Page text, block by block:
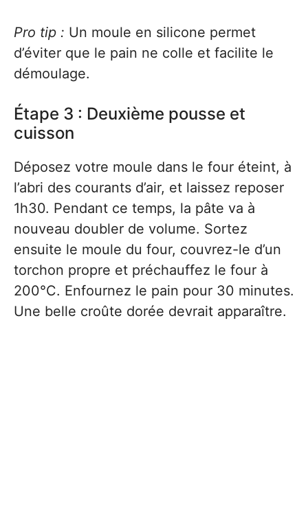
Pro tip : Un moule en silicone permet
d’éviter que le pain ne colle et facilite le
démoulage.
Étape 3 : Deuxième pousse et
cuisson
Déposez votre moule dans le four éteint, à
l’abri des courants d’air, et laissez reposer
1h30. Pendant ce temps, la pâte va à
nouveau doubler de volume. Sortez
ensuite le moule du four, couvrez-le d’un
torchon propre et préchauffez le four à
200°C. Enfournez le pain pour 30 minutes.
Une belle croûte dorée devrait apparaître.